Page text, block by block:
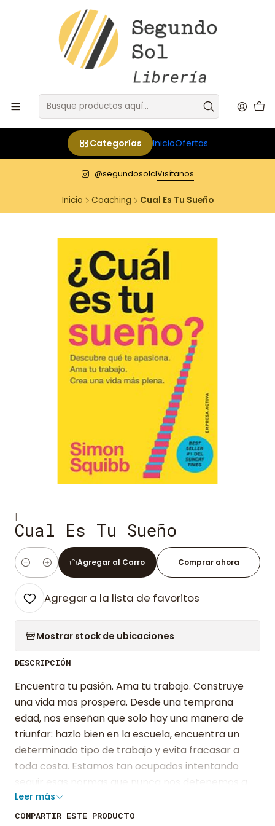
Categorías InicioOfertas
@segundosolclVisítanos
Inicio Coaching Cual Es Tu Sueño
|
Cual Es Tu Sueño
Cantidad
Agregar al Carro Comprar ahora
Agregar a la lista de favoritos
Mostrar stock de ubicaciones
DESCRIPCIÓN
Encuentra tu pasión. Ama tu trabajo. Construye
una vida mas prospera. Desde una temprana
edad, nos enseñan que solo hay una manera de
triunfar: hazlo bien en la escuela, encuentra un
determinado tipo de trabajo y evita fracasar a
toda costa. Estamos tan ocupados intentando
seguir esas normas que nunca nos detenemos a
preguntarnos: ¿Cuál es mi propósito? ¿Es ese
empleo de 9 a 17h lo que realmente quiero? ¿Qué
Leer más
COMPARTIR ESTE PRODUCTO